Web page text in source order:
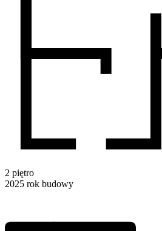
2 piętro
2025 rok budowy